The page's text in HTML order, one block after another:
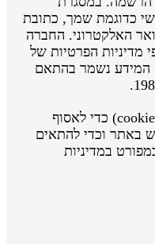
כדוגמת שמך, כתובת
האלקטרוני. החברה
הפרטיות של
נשמר בהתאם
באתר נעשה שימוש ב"עוגיות" (cookies) כדי לאסוף
באתר וכדי להתאים
במדיניות